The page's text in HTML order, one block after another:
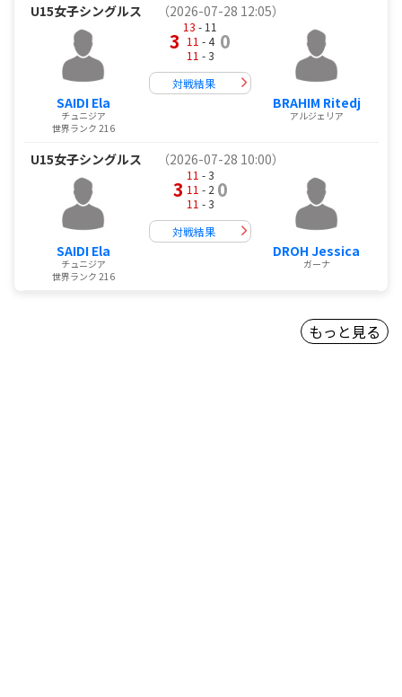
U15女子シングルス （2026-07-28 12:05）
SAIDI Ela
チュニジア
世界ランク 216
3
13 - 11
11 - 4
11 - 3
0
対戦結果
BRAHIM Ritedj
アルジェリア
U15女子シングルス （2026-07-28 10:00）
SAIDI Ela
チュニジア
世界ランク 216
3
11 - 3
11 - 2
11 - 3
0
対戦結果
DROH Jessica
ガーナ
もっと見る